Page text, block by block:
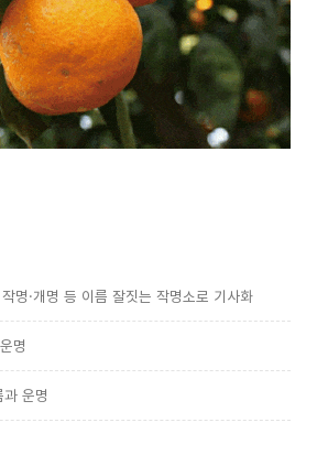
명·개명 등 이름 잘짓는 작명소로 기사화
명
운명